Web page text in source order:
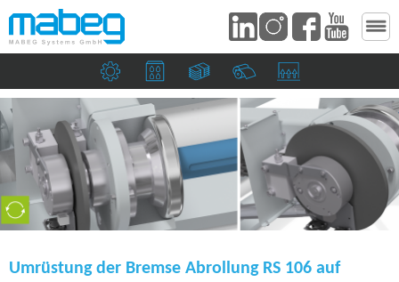
Maschinenbau­unternehmen
Druckereien & Verpackungsindustrie
Banknoten &PapierfabrikenSaugköpfe &
Umrüstung der Bremse Abrollung RS 106 auf